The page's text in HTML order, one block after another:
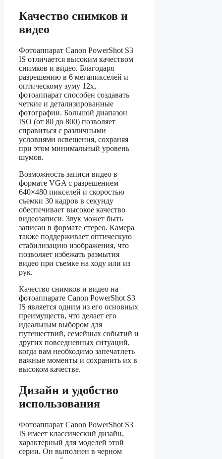
Качество снимков и
видео
Фотоаппарат Canon PowerShot S3
IS отличается высоким качеством
снимков и видео. Благодаря
разрешению в 6 мегапикселей и
оптическому зуму 12x,
фотоаппарат способен создавать
четкие и детализированные
фотографии. Большой диапазон
ISO (от 80 до 800) позволяет
справиться с различными
условиями освещения, сохраняя
при этом минимальный уровень
шумов.
Возможность записи видео в
формате VGA с разрешением
640×480 пикселей и скоростью
съемки 30 кадров в секунду
обеспечивает высокое качество
видеозаписи. Звук может быть
записан в формате стерео. Камера
также поддерживает оптическую
стабилизацию изображения, что
позволяет избежать размытия
видео при съемке на ходу или из
рук.
Качество снимков и видео на
фотоаппарате Canon PowerShot S3
IS является одним из его основных
преимуществ, что делает его
идеальным выбором для
путешествий, семейных событий и
других повседневных ситуаций,
когда вам необходимо запечатлеть
важные моменты и сохранить их в
высоком качестве.
Дизайн и удобство
использования
Фотоаппарат Canon PowerShot S3
IS имеет классический дизайн,
характерный для моделей этой
серии. Он выполнен в черном